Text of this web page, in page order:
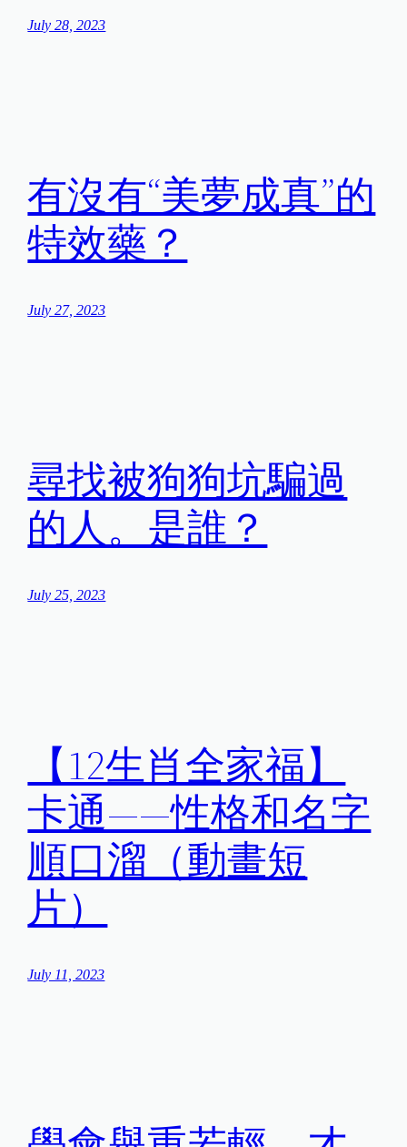
July 28, 2023
有沒有“美夢成真”的
特效藥？
July 27, 2023
尋找被狗狗坑騙過
的人。是誰？
July 25, 2023
【12生肖全家福】
卡通——性格和名字
順口溜（動畫短
片）
July 11, 2023